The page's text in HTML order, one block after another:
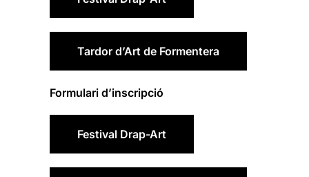
Tardor d’Art de Formentera
Formulari d’inscripció
Festival Drap-Art